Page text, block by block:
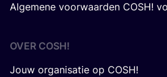
Algemene voorwaarden COSH!
OVER COSH!
Jouw organisatie op COSH!